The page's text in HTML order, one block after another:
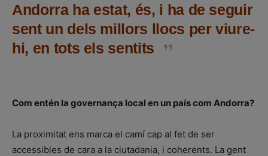
Andorra ha estat, és, i ha de seguir
sent un dels millors llocs per viure-
hi, en tots els sentits
Com entén la governança local en un país com Andorra?
La proximitat ens marca el camí cap al fet de ser
accessibles de cara a la ciutadania, i coherents. La gent